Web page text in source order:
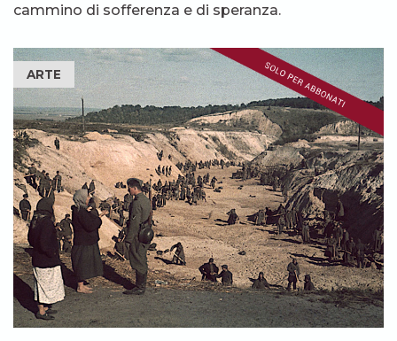
cammino di sofferenza e di speranza.
ARTE